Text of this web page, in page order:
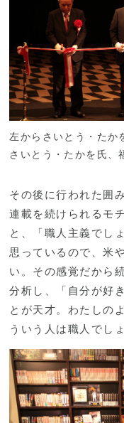
左からさいとう・たか
さいとう・たかを氏、
その後に行われた囲
連載を続けられるモ
と、「職人主義でし
思っているので、米
い。その感覚だから
分析し、「自分が好
とが天才。わたしの
ういう人は職人でし